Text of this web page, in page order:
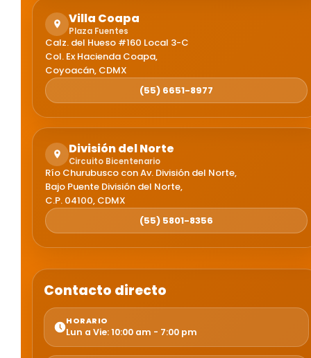
Villa Coapa
Plaza Fuentes
Calz. del Hueso #160 Local 3-C
Col. Ex Hacienda Coapa,
Coyoacán, CDMX
(55) 6651-8977
División del Norte
Circuito Bicentenario
Río Churubusco con Av. División del Norte,
Bajo Puente División del Norte,
C.P. 04100, CDMX
(55) 5801-8356
Contacto directo
HORARIO
Lun a Vie: 10:00 am - 7:00 pm